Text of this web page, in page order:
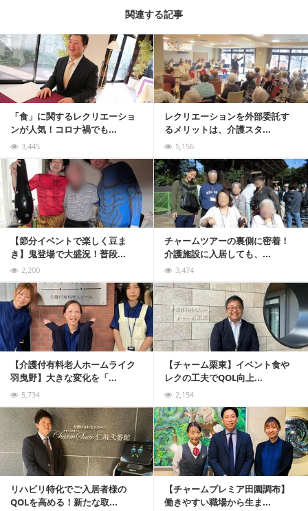
関連する記事
「食」に関するレクリエーショ
ンが人気！コロナ禍でも...
3,445
レクリエーションを外部委託す
るメリットは、介護スタ...
5,156
記事を読む
【節分イベントで楽しく豆ま
き】鬼登場で大盛況！普段...
2,200
チャームツアーの裏側に密着！
介護施設に入居しても、...
3,474
記事を読む
【介護付有料老人ホームライク
羽曳野】大きな変化を「...
5,734
【チャーム栗東】イベント食や
レクの工夫でQOL向上...
2,154
記事を読む
リハビリ特化でご入居者様の
QOLを高める！新たな取...
【チャームプレミア田園調布】
働きやすい職場から生ま...
記事を読む